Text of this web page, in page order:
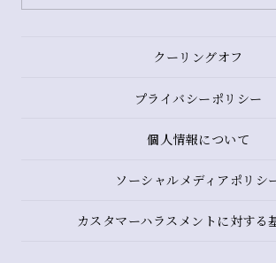
クーリングオフ
プライバシーポリシー
個人情報について
ソーシャルメディアポリシ
カスタマーハラスメントに対する